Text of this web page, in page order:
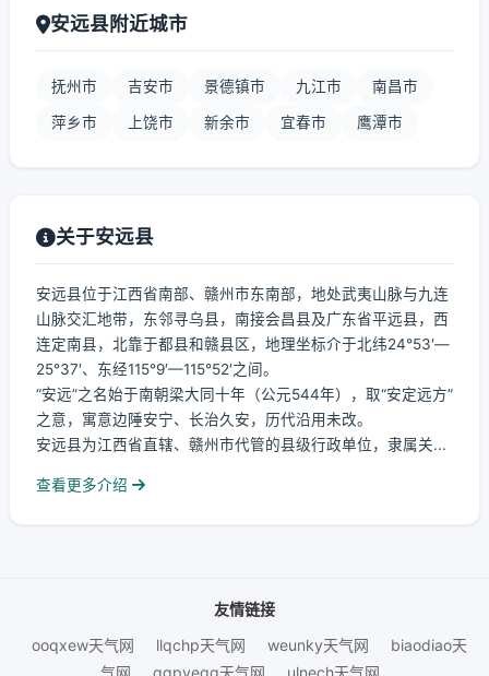
安远县附近城市
抚州市 吉安市 景德镇市 九江市 南昌市
萍乡市 上饶市 新余市 宜春市 鹰潭市
关于安远县
安远县位于江西省南部、赣州市东南部，地处武夷山脉与九连
山脉交汇地带，东邻寻乌县，南接会昌县及广东省平远县，西
连定南县，北靠于都县和赣县区，地理坐标介于北纬24°53′—
25°37′、东经115°9′—115°52′之间。
“安远”之名始于南朝梁大同十年（公元544年），取“安定远方”
之意，寓意边陲安宁、长治久安，历代沿用未改。
安远县为江西省直辖、赣州市代管的县级行政单位，隶属关...
查看更多介绍
友情链接
ooqxew天气网
llqchp天气网 weunky天气网
biaodiao天
气网
qqpyegg天气网 ulnech天气网